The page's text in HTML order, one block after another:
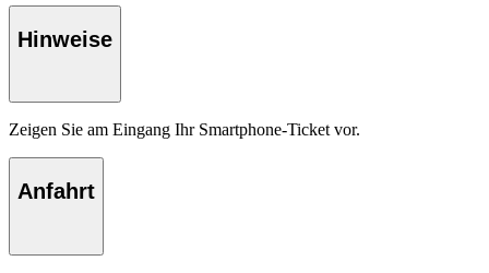
Hinweise
Zeigen Sie am Eingang Ihr Smartphone-Ticket vor.
Anfahrt